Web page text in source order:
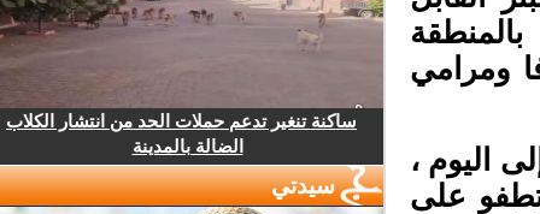
ومرامي
اليوم ،
على
ساكنة تنغير تدعم حملات الحد من انتشار الكلاب
الضالة بالمدينة
سيدتي